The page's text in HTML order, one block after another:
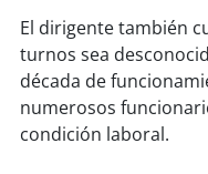
El dirigente también
turnos sea
década de
numerosos
condición laboral.